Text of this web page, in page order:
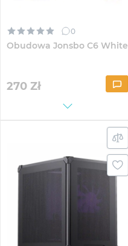
0
Obudowa Jonsbo C6 White
270 Zł